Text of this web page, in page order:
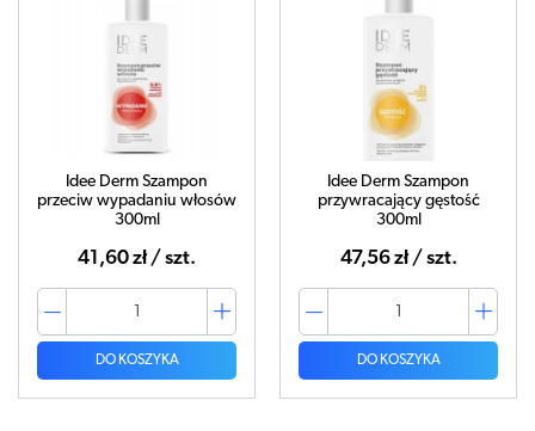
Idee Derm Szampon
przeciw wypadaniu włosów
300ml
41,60 zł / szt.
DO KOSZYKA
Idee Derm Szampon
przywracający gęstość
300ml
47,56 zł / szt.
DO KOSZYKA